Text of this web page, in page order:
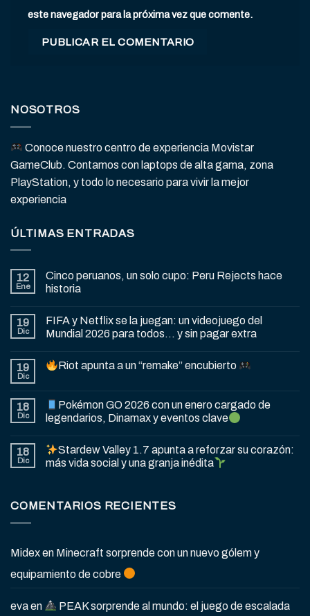
este navegador para la próxima vez que comente.
NOSOTROS
Conoce nuestro centro de experiencia Movistar
GameClub. Contamos con laptops de alta gama, zona
PlayStation, y todo lo necesario para vivir la mejor
experiencia
ÚLTIMAS ENTRADAS
12
Ene
Cinco peruanos, un solo cupo: Peru Rejects hace
historia
19
Dic
FIFA y Netflix se la juegan: un videojuego del
Mundial 2026 para todos… y sin pagar extra
19
Dic
Riot apunta a un “remake” encubierto
18
Dic
Pokémon GO 2026 con un enero cargado de
legendarios, Dinamax y eventos clave
18
Dic
Stardew Valley 1.7 apunta a reforzar su corazón:
más vida social y una granja inédita
COMENTARIOS RECIENTES
Midexen Minecraft sorprende con un nuevo gólem y
equipamiento de cobre
evaen PEAK sorprende al mundo: el juego de escalada